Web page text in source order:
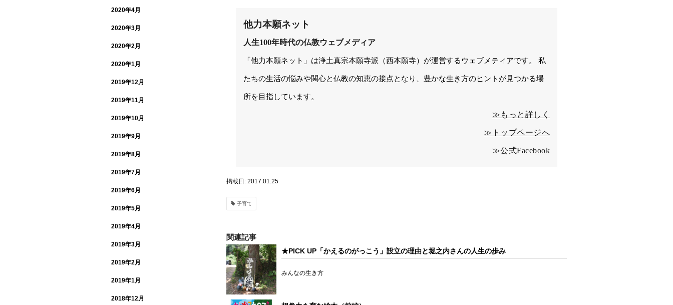
他力本願ネット
人生100年時代の仏教ウェブメディア
「他力本願ネット」は浄土真宗本願寺派（西本願寺）が運営するウェブメティアです。 私
たちの生活の悩みや関心と仏教の知恵の接点となり、豊かな生き方のヒントが見つかる場
所を目指しています。
≫もっと詳しく
≫トップページへ
≫公式Facebook
掲載日: 2017.01.25
子育て
関連記事
★PICK UP「かえるのがっこう」設立の理由と堀之内さんの人生の歩み
みんなの生き方
2020年4月
2020年3月
2020年2月
2020年1月
2019年12月
2019年11月
2019年10月
2019年9月
2019年8月
2019年7月
2019年6月
2019年5月
2019年4月
2019年3月
2019年2月
2019年1月
2018年12月